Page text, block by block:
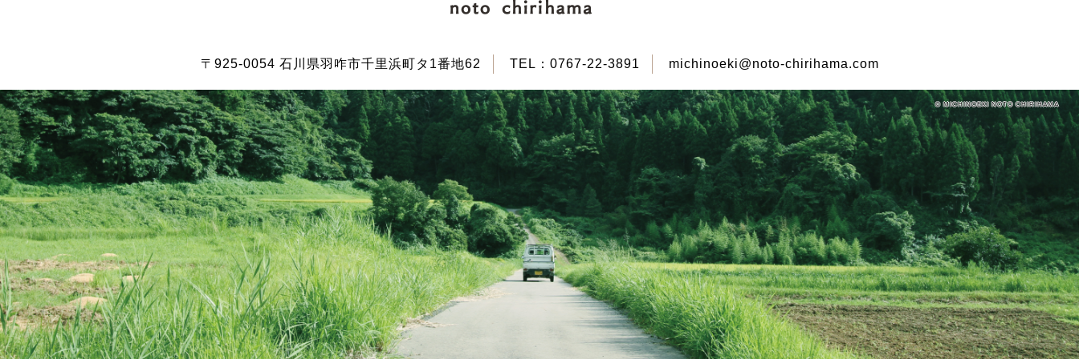
〒925-0054 石川県羽咋市千里浜町タ1番地62 TEL： 0767-22-3891 michinoeki@noto-chirihama.com
© MICHINOEKI NOTO CHIRIHAMA